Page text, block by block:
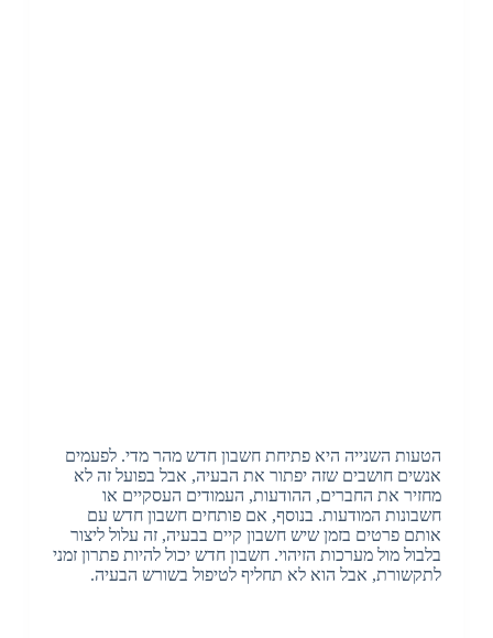
הטעות השנייה היא פתיחת חשבון חדש מהר מדי. לפעמים
אנשים חושבים שזה יפתור את הבעיה, אבל בפועל זה לא
מחזיר את החברים, ההודעות, העמודים העסקיים או
חשבונות המודעות. בנוסף, אם פותחים חשבון חדש עם
אותם פרטים בזמן שיש חשבון קיים בבעיה, זה עלול ליצור
בלבול מול מערכות הזיהוי. חשבון חדש יכול להיות פתרון זמני
לתקשורת, אבל הוא לא תחליף לטיפול בשורש הבעיה.